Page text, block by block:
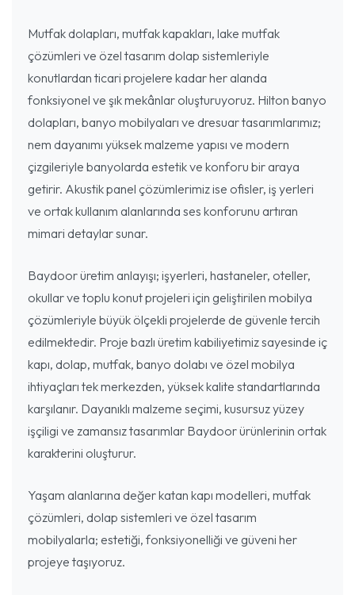
Mutfak dolapları, mutfak kapakları, lake mutfak
çözümleri ve özel tasarım dolap sistemleriyle
konutlardan ticari projelere kadar her alanda
fonksiyonel ve şık mekânlar oluşturuyoruz. Hilton banyo
dolapları, banyo mobilyaları ve dresuar tasarımlarımız;
nem dayanımı yüksek malzeme yapısı ve modern
çizgileriyle banyolarda estetik ve konforu bir araya
getirir. Akustik panel çözümlerimiz ise ofisler, iş yerleri
ve ortak kullanım alanlarında ses konforunu artıran
mimari detaylar sunar.
Baydoor üretim anlayışı; işyerleri, hastaneler, oteller,
okullar ve toplu konut projeleri için geliştirilen mobilya
çözümleriyle büyük ölçekli projelerde de güvenle tercih
edilmektedir. Proje bazlı üretim kabiliyetimiz sayesinde iç
kapı, dolap, mutfak, banyo dolabı ve özel mobilya
ihtiyaçları tek merkezden, yüksek kalite standartlarında
karşılanır. Dayanıklı malzeme seçimi, kusursuz yüzey
işçiligi ve zamansız tasarımlar Baydoor ürünlerinin ortak
karakterini oluşturur.
Yaşam alanlarına değer katan kapı modelleri, mutfak
çözümleri, dolap sistemleri ve özel tasarım
mobilyalarla; estetiği, fonksiyonelliği ve güveni her
projeye taşıyoruz.